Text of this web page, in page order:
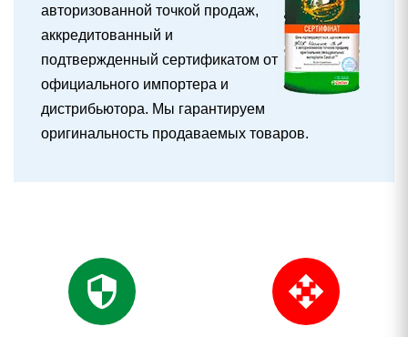
авторизованной точкой продаж,
аккредитованный и
подтвержденный сертификатом от
официального импортера и
дистрибьютора. Мы гарантируем
оригинальность продаваемых товаров.
security open_with